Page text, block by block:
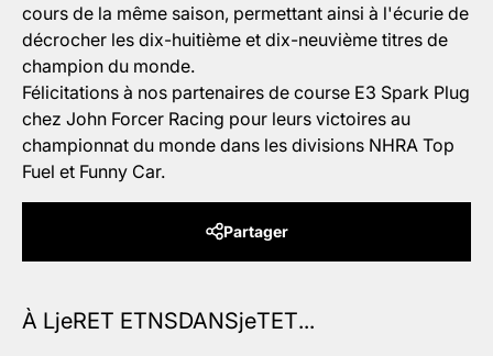
cours de la même saison, permettant ainsi à l'écurie de
décrocher les dix-huitième et dix-neuvième titres de
champion du monde.
Félicitations à nos partenaires de course E3 Spark Plug
chez John Forcer Racing pour leurs victoires au
championnat du monde dans les divisions NHRA Top
Fuel et Funny Car.
Partager